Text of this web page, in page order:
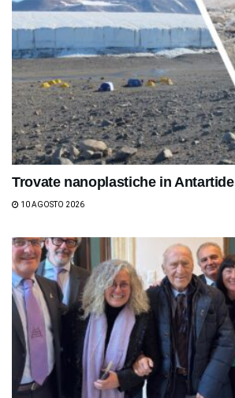
Trovate nanoplastiche in Antartide
10 AGOSTO 2026